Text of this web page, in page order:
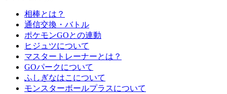
相棒とは？
通信交換・バトル
ポケモンGOとの連動
ヒジュツについて
マスタートレーナーとは？
GOパークについて
ふしぎなはこについて
モンスターボールプラスについて